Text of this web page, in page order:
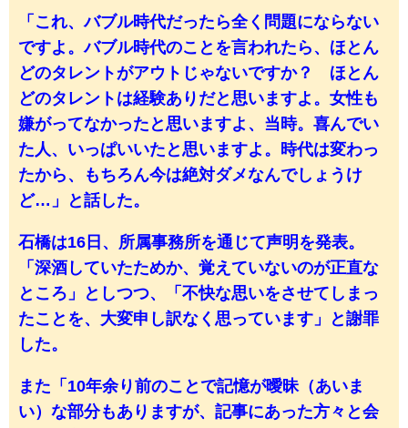
「これ、バブル時代だったら全く問題にならない
ですよ。バブル時代のことを言われたら、ほとん
どのタレントがアウトじゃないですか？ ほとん
どのタレントは経験ありだと思いますよ。女性も
嫌がってなかったと思いますよ、当時。喜んでい
た人、いっぱいいたと思いますよ。時代は変わっ
たから、もちろん今は絶対ダメなんでしょうけ
ど…」と話した。
石橋は16日、所属事務所を通じて声明を発表。
「深酒していたためか、覚えていないのが正直な
ところ」としつつ、「不快な思いをさせてしまっ
たことを、大変申し訳なく思っています」と謝罪
した。
また「10年余り前のことで記憶が曖昧（あいま
い）な部分もありますが、記事にあった方々と会